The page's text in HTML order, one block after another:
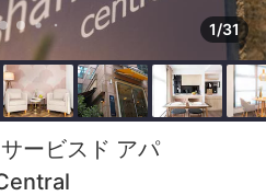
1/31
ービスド アパ